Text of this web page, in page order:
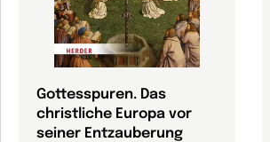
Gottesspuren. Das
christliche Europa vor
seiner Entzauberung